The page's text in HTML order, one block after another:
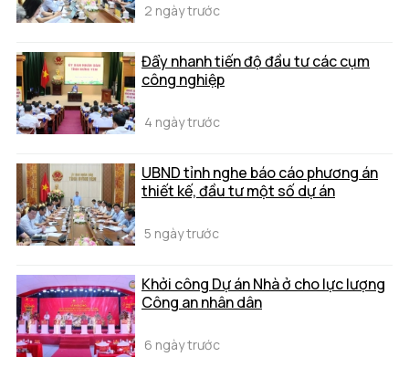
2 ngày trước
Đẩy nhanh tiến độ đầu tư các cụm
công nghiệp
4 ngày trước
UBND tỉnh nghe báo cáo phương án
thiết kế, đầu tư một số dự án
5 ngày trước
Khởi công Dự án Nhà ở cho lực lượng
Công an nhân dân
6 ngày trước